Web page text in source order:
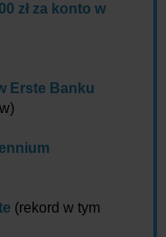
zł za konto w
Erste Banku
(rekord w tym